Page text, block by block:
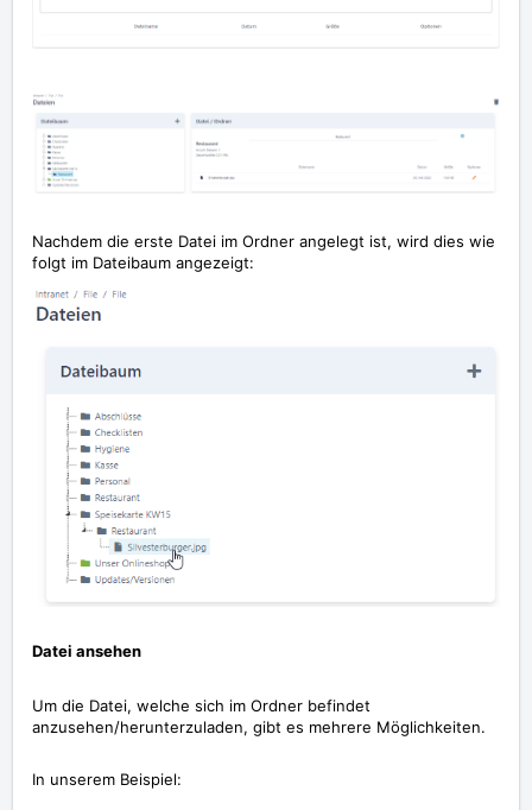
Nachdem die erste Datei im Ordner angelegt ist, wird dies wie
folgt im Dateibaum angezeigt:
Datei ansehen
Um die Datei, welche sich im Ordner befindet
anzusehen/herunterzuladen, gibt es mehrere Möglichkeiten.
In unserem Beispiel: